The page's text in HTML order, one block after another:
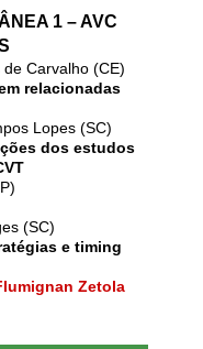
1 – AVC
Carvalho (CE)
relacionadas
Lopes (SC)
dos estudos
(SC)
e timing
Zetola